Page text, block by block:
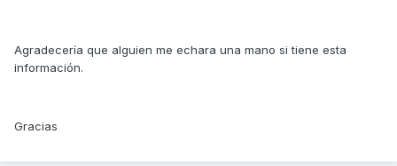
Agradecería que alguien me echara una mano si tiene esta
información.
Gracias